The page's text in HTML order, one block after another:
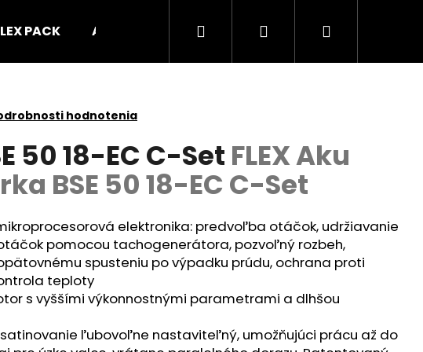
PACK AKU Stroje UHLOVÉ BRÚSKY
Hľadať PrihlásenieNákupný
hodnotenia
50 18-EC C-Set FLEX Aku
BSE 50 18-EC C-Set
elektronika: predvoľba otáčok, udržiavanie
pomocou tachogenerátora, pozvoľný rozbeh,
spusteniu po výpadku prúdu, ochrana proti
teploty
s vyššími výkonnostnými parametrami a dlhšou
ľubovoľne nastaviteľný, umožňujúci prácu až do
Nasledujúce